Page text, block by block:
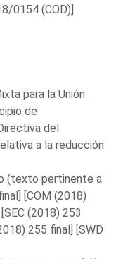
0154 (COD)]
para la Unión
de
del
a la reducción
(texto pertinente a
[COM (2018)
(2018) 253
255 final] [SWD